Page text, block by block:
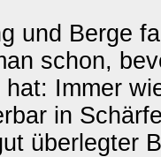
und Berge
schon,
hat: Immer
in
überlegter